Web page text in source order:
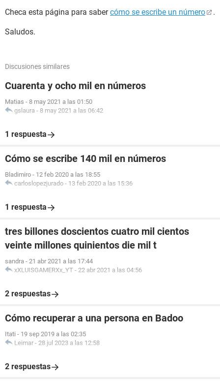
Checa esta página para sabercómo se escribe un número .
Saludos.
Discusiones similares
Cuarenta y ocho mil en números
Matias - 8 may 2021 a las 01:50
gslaura - 8 may 2021 a las 06:42
1 respuesta
Cómo se escribe 140 mil en números
Bladimiro - 12 feb 2020 a las 18:55
carloslopezjurado - 13 feb 2020 a las 15:36
1 respuesta
tres billones doscientos cuatro mil cientos
veinte millones quinientos die mil t
sandra - 21 abr 2021 a las 17:44
xXLUISGAMERXx_YT - 22 abr 2021 a las 04:56
2 respuestas
Cómo recuperar a una persona en Badoo
Itati - 19 sep 2019 a las 02:35
Leimar - 28 jul 2023 a las 12:58
2 respuestas